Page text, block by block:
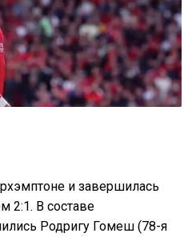
и завершилась
2:1. В составе
Родригу Гомеш (78-я